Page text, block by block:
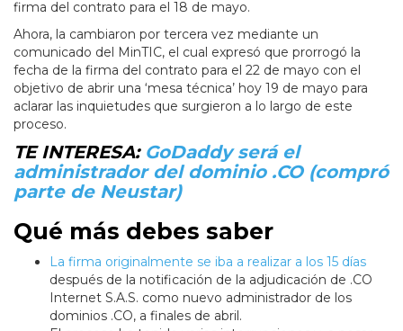
firma del contrato para el 18 de mayo.
Ahora, la cambiaron por tercera vez mediante un
comunicado del MinTIC, el cual expresó que prorrogó la
fecha de la firma del contrato para el 22 de mayo con el
objetivo de abrir una ‘mesa técnica’ hoy 19 de mayo para
aclarar las inquietudes que surgieron a lo largo de este
proceso.
TE INTERESA: GoDaddy será el
administrador del dominio .CO (compró
parte de Neustar)
Qué más debes saber
La firma originalmente se iba a realizar a los 15 días
después de la notificación de la adjudicación de .CO
Internet S.A.S. como nuevo administrador de los
dominios .CO, a finales de abril.